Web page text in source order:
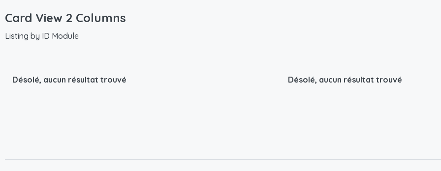
Card View 2 Columns
Listing by ID Module
Désolé, aucun résultat trouvé Désolé, aucun résultat trouvé